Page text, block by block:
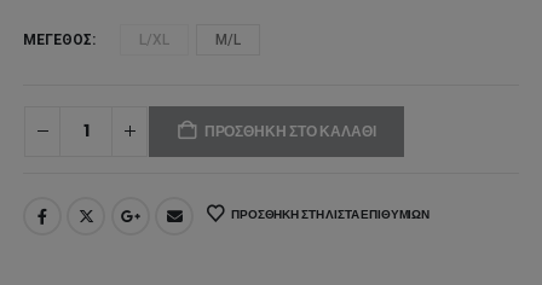
ΜΈΓΕΘΟΣ L/XL M/L
ΠΡΟΣΘΉΚΗ ΣΤΟ ΚΑΛΆΘΙ
ΠΡΟΣΘΉΚΗ ΣΤΗ ΛΊΣΤΑ ΕΠΙΘΥΜΙΏΝ